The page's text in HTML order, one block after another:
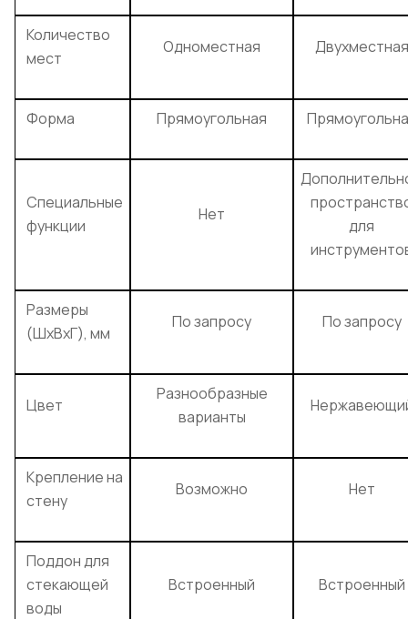
Количество
мест
Одноместная Двухместная
Форма Прямоугольная
Специальные
функции
Нет
для
Размеры
(ШхВхГ), мм
По запросу По запросу
Цвет
Разнообразные
варианты
Крепление на
стену
Возможно Нет
Поддон для
стекающей
воды
Встроенный Встроенный